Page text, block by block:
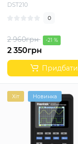
DST210
0
2 960грн -21 %
2 350грн
Придбати
Хіт Новинка